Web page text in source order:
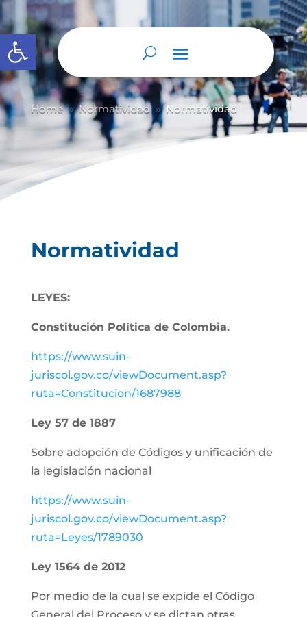
Abrir barra de herramientas
Home 9 Normatividad 9 Normatividad
Normatividad
LEYES:
Constitución Política de Colombia.
https://www.suin-
juriscol.gov.co/viewDocument.asp?
ruta=Constitucion/1687988
Ley 57 de 1887
Sobre adopción de Códigos y unificación de
la legislación nacional
https://www.suin-
juriscol.gov.co/viewDocument.asp?
ruta=Leyes/1789030
Ley 1564 de 2012
Por medio de la cual se expide el Código